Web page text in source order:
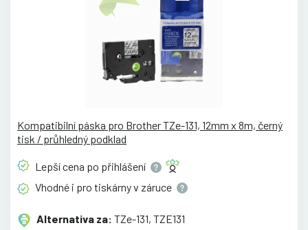
Kompatibilní páska pro Brother TZe-131, 12mm x 8m, černý
tisk / průhledný podklad
Lepší cena po přihlášení
Vhodné i pro tiskárny v záruce
Alternativa za: TZe-131, TZE131